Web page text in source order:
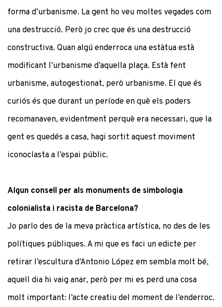
forma d’urbanisme. La gent ho veu moltes vegades com
una destrucció. Però jo crec que és una destrucció
constructiva. Quan algú enderroca una estàtua està
modificant l’urbanisme d’aquella plaça. Està fent
urbanisme, autogestionat, però urbanisme. El que és
curiós és que durant un període en què els poders
recomanaven, evidentment perquè era necessari, que la
gent es quedés a casa, hagi sortit aquest moviment
iconoclasta a l’espai públic.
Algun consell per als monuments de simbologia
colonialista i racista de Barcelona?
Jo parlo des de la meva pràctica artística, no des de les
polítiques públiques. A mi que es faci un edicte per
retirar l’escultura d’Antonio López em sembla molt bé,
aquell dia hi vaig anar, però per mi es perd una cosa
molt important: l’acte creatiu del moment de l’enderroc.